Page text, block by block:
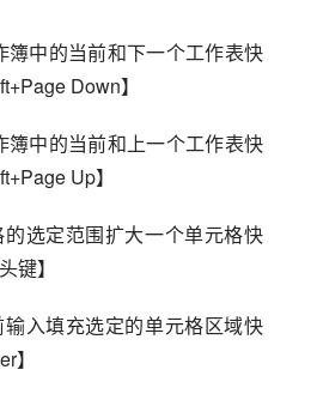
Down】
Up】
选定范围扩大一个单元格快
】
入填充选定的单元格区域快